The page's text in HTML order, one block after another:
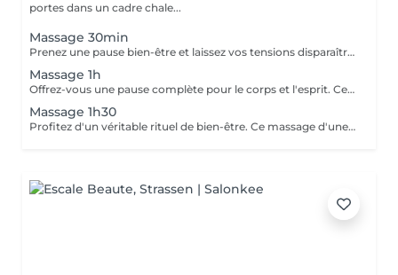
portes dans un cadre chale...
Massage 30min
Prenez une pause bien-être et laissez vos tensions disparaître. Ce massage de 30 minutes détend les muscles, apaise l'esprit et vous procure une sensation de relaxation profonde. Un moment parfait pour retrouver énergie et sérénité.
Massage 1h
Offrez-vous une pause complète pour le corps et l'esprit. Ce massage d'une heure détend en profondeur les muscles, libère les tensions et procure une relaxation durable. Un moment idéal pour retrouver énergie, équilibre et bien-être.
Massage 1h30
Profitez d'un véritable rituel de bien-être. Ce massage d'une heure et demi offre une relaxation intense, soulage les tensions et revitalise le corps et l'esprit. Un moment privilégié pour se ressourcer pleinement et retrouver sérénité et vitalité.